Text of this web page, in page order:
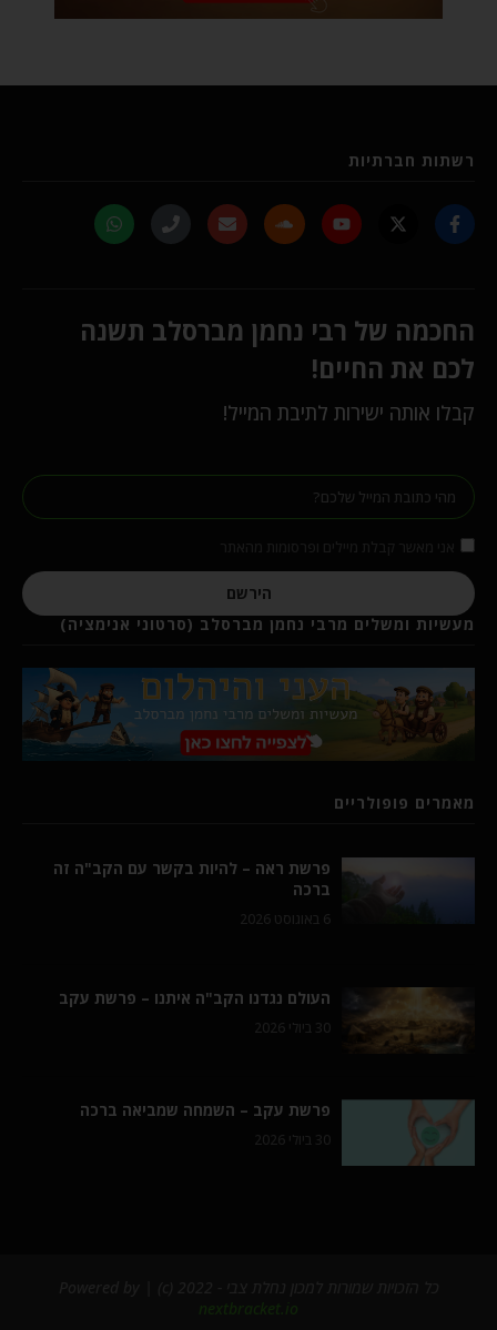
רשתות חברתיות
החכמה של רבי נחמן מברסלב תשנה
לכם את החיים!
קבלו אותה ישירות לתיבת המייל!
הירשם
מעשיות ומשלים מרבי נחמן מברסלב (סרטוני אנימציה)
מאמרים פופולריים
פרשת ראה – להיות בקשר עם הקב"ה זה
ברכה
6 באוגוסט 2026
העולם נגדנו הקב"ה איתנו – פרשת עקב
30 ביולי 2026
פרשת עקב – השמחה שמביאה ברכה
30 ביולי 2026
nextbracket.io